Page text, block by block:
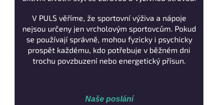
V PULS věříme, že sportovní výživa a nápoje
nejsou určeny jen vrcholovým sportovcům. Pokud
se používají správně, mohou fyzicky i psychicky
prospět každému, kdo potřebuje v běžném dni
trochu povzbuzení nebo energetický přísun.
Naše poslání